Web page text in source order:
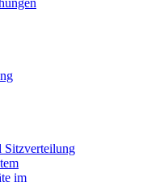
Sitzverteilung
im